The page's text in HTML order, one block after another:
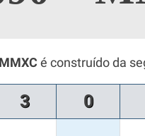
é construído da
3 0